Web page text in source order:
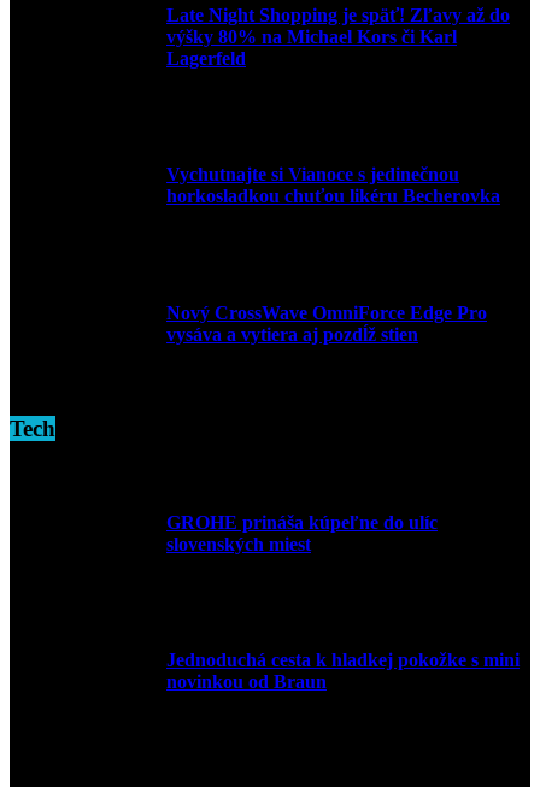
Late Night Shopping je späť! Zľavy až do
výšky 80% na Michael Kors či Karl
Lagerfeld
Vychutnajte si Vianoce s jedinečnou
horkosladkou chuťou likéru Becherovka
Nový CrossWave OmniForce Edge Pro
vysáva a vytiera aj pozdĺž stien
Tech
GROHE prináša kúpeľne do ulíc
slovenských miest
Jednoduchá cesta k hladkej pokožke s mini
novinkou od Braun